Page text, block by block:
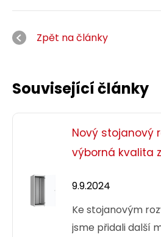
Zpět na články
Související články
Nový stojanový
výborná kvalita
9.9.2024
Ke stojanovým
jsme přidali další